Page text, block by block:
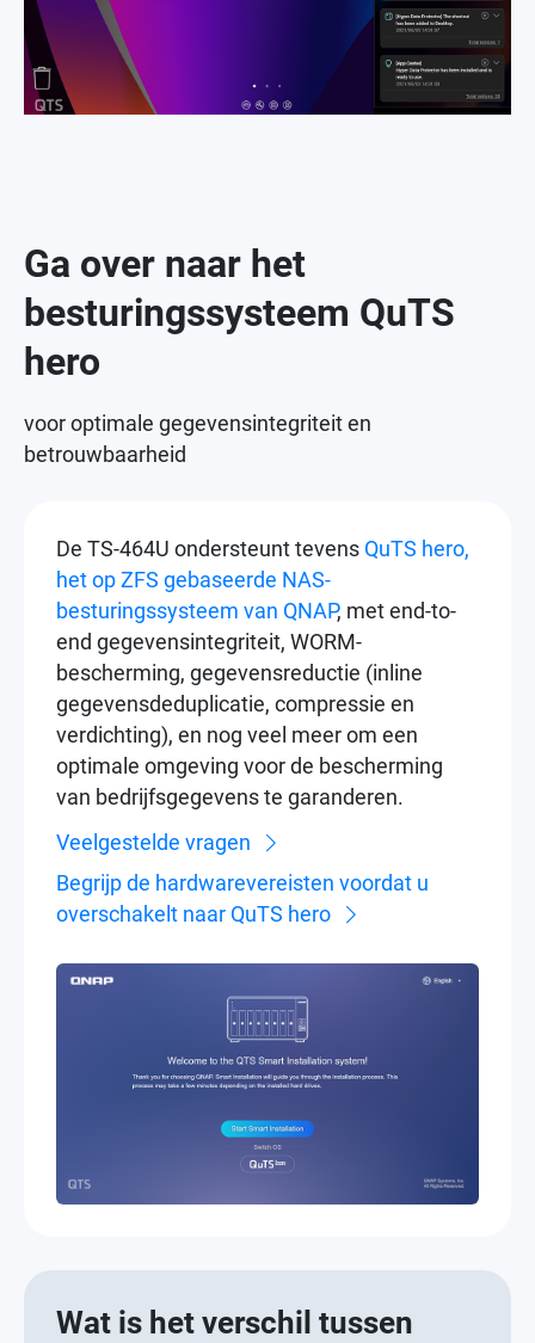
Ga over naar het
besturingssysteem QuTS
hero
voor optimale gegevensintegriteit en
betrouwbaarheid
De TS-464U ondersteunt tevens QuTS hero,
het op ZFS gebaseerde NAS-
besturingssysteem van QNAP, met end-to-
end gegevensintegriteit, WORM-
bescherming, gegevensreductie (inline
gegevensdeduplicatie, compressie en
verdichting), en nog veel meer om een
optimale omgeving voor de bescherming
van bedrijfsgegevens te garanderen.
Veelgestelde vragen
Begrijp de hardwarevereisten voordat u
overschakelt naar QuTS hero
Wat is het verschil tussen